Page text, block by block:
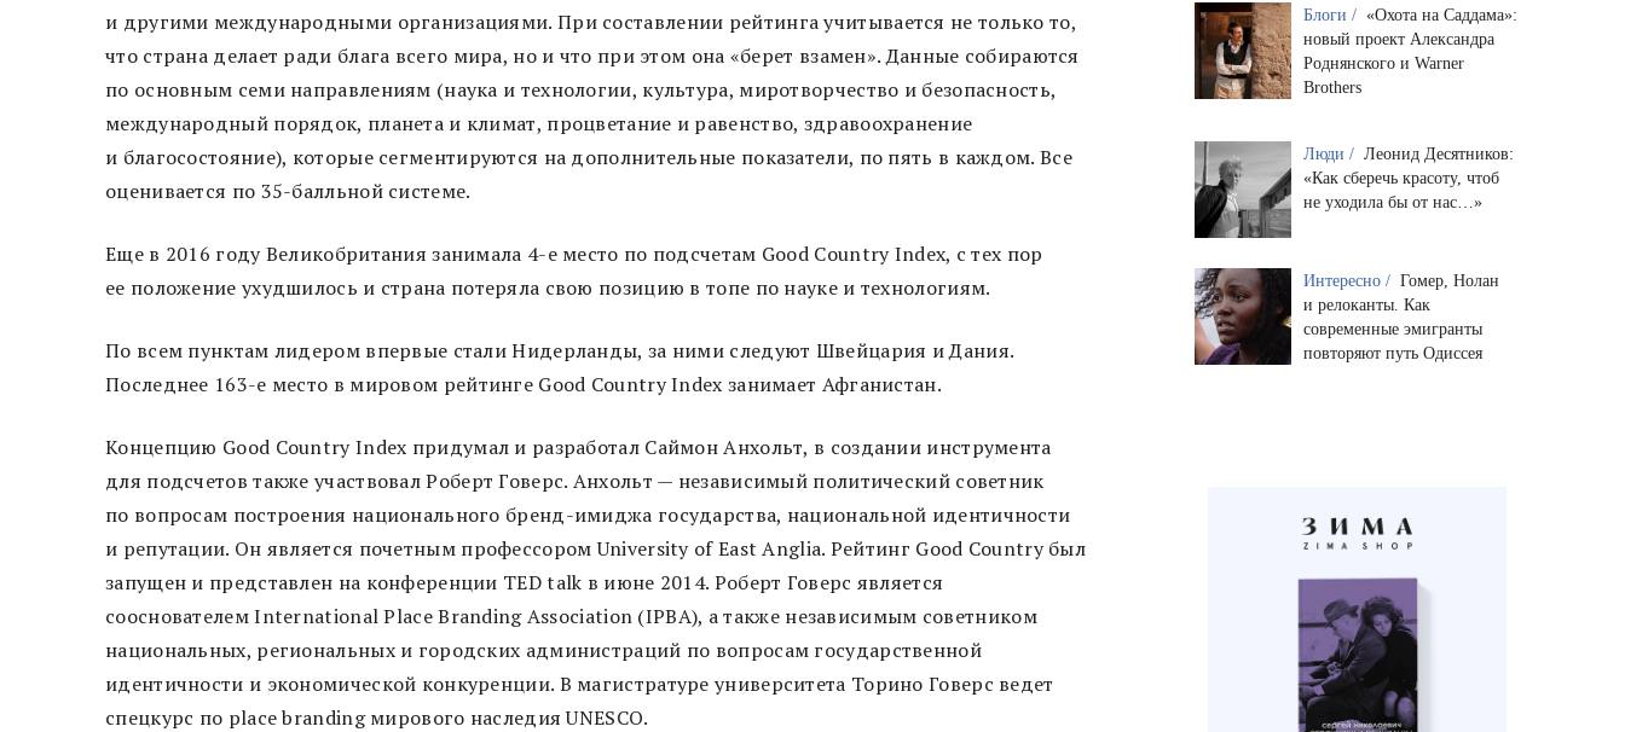
и другими международными организациями. При составлении рейтинга учитывается не только то,
что страна делает ради блага всего мира, но и что при этом она «берет взамен». Данные собираются
по основным семи направлениям (наука и технологии, культура, миротворчество и безопасность,
международный порядок, планета и климат, процветание и равенство, здравоохранение
и благосостояние), которые сегментируются на дополнительные показатели, по пять в каждом. Все
оценивается по 35-балльной системе.
Еще в 2016 году Великобритания занимала 4-е место по подсчетам Good Country Index, с тех пор
ее положение ухудшилось и страна потеряла свою позицию в топе по науке и технологиям.
По всем пунктам лидером впервые стали Нидерланды, за ними следуют Швейцария и Дания.
Последнее 163-е место в мировом рейтинге Good Country Index занимает Афганистан.
Концепцию Good Country Index придумал и разработал Саймон Анхольт, в создании инструмента
для подсчетов также участвовал Роберт Говерс. Анхольт — независимый политический советник
по вопросам построения национального бренд-имиджа государства, национальной идентичности
и репутации. Он является почетным профессором University of East Anglia. Рейтинг Good Country был
запущен и представлен на конференции TED talk в июне 2014. Роберт Говерс является
сооснователем International Place Branding Association (IPBA), а также независимым советником
национальных, региональных и городских администраций по вопросам государственной
идентичности и экономической конкуренции. В магистратуре университета Торино Говерс ведет
спецкурс по place branding мирового наследия UNESCO.
Блоги / «Охота на Саддама»:
новый проект Александра
Роднянского и Warner
Brothers
Люди / Леонид Десятников:
«Как сберечь красоту, чтоб
не уходила бы от нас…»
Интересно / Гомер, Нолан
и релоканты. Как
современные эмигранты
повторяют путь Одиссея